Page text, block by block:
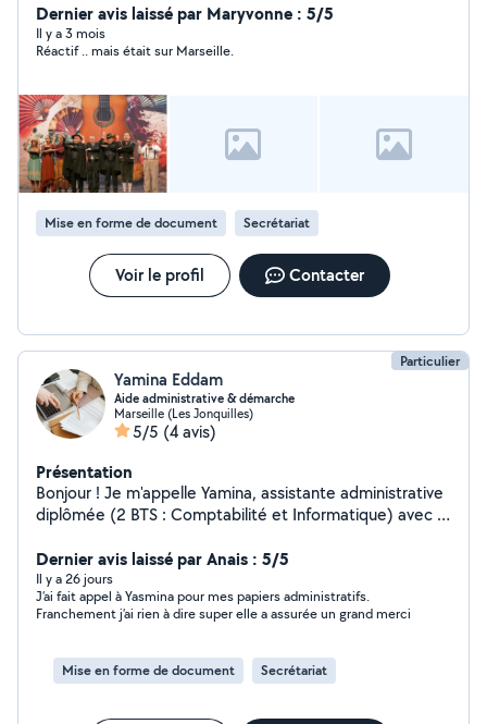
Dernier avis laissé par Maryvonne : 5/5
Il y a 3 mois
Réactif .. mais était sur Marseille.
Mise en forme de document Secrétariat
Voir le profil Contacter
Particulier
Yamina Eddam
Aide administrative & démarche
Marseille (Les Jonquilles)
5/5 (4 avis)
Présentation
Bonjour ! Je m'appelle Yamina, assistante administrative
diplômée (2 BTS : Comptabilité et Informatique) avec 5
démarches administratives, en présentiel ou à distance :
- Tri, classement et archivage de vos documents -
Rédaction de courriers (réclamations, résiliations,
demandes...) - Démarches en ligne : impôts, CAF, Ameli,
suivi de dossiers administratifs - Aide à la
compréhension de documents officiels - Suivi de
Dernier avis laissé par Anais : 5/5
Il y a 26 jours
J’ai fait appel à Yasmina pour mes papiers administratifs.
Franchement j’ai rien à dire super elle a assurée un grand merci
Mise en forme de document Secrétariat